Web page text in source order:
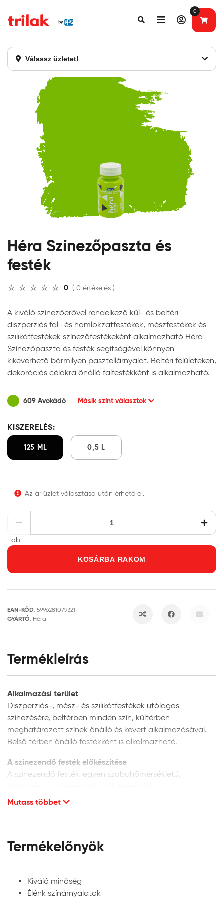
Válassz üzletet!
0
Fontos tájékoztatás!
Héra Színezőpaszta és
festék
0 ( 0 értékelés )
A kiváló színezőerővel rendelkező kül- és beltéri
diszperziós fal- és homlokzatfestékek, mészfestékek és
szilikátfestékek színezőfestékeként alkalmazható Héra
Színezőpaszta és festék segítségével könnyen
kikeverhető bármilyen pasztellárnyalat. Beltéri felületeken,
dekorációs célokra önálló falfestékként is alkalmazható.
609 Avokádó Másik színt választok
KISZERELÉS:
125 ML 0,5 L
Az ár üzlet választása után érhető el.
db
KOSÁRBA RAKOM
EAN-KÓD: 5996281079321
GYÁRTÓ: Héra
Termékleírás
Alkalmazási terület
Diszperziós-, mész- és szilikátfestékek utólagos
színezésére, beltérben minden szín, kültérben
meghatározott színek önálló és kevert alkalmazásával.
Belső térben önálló festékként is alkalmazható.
A színezendő festék előkészítése
A színezendő festék legyen szobahőmérsékletű,
Diszperziós festékek színezése:
Héra Színezőpasztát és festéket jól rázza fel,
homogenizálja, majd kis részletekben, folyamatos
keverés mellett adagolja a színezendő festékhez.
Belső térben minden szín alkalmazható, diszperziós
homlokzatfestékekhez azonban a megfelelő UV-
Mutass többet
Termékelőnyök
Kiváló minőség
Élénk színárnyalatok